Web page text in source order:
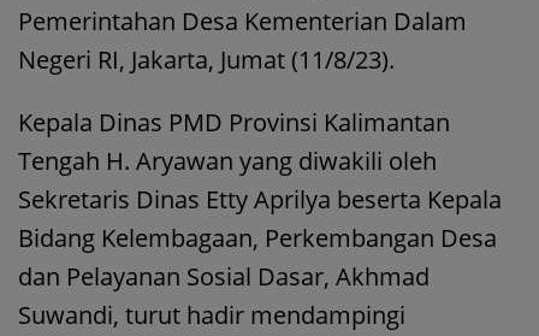
Pemerintahan Desa Kementerian Dalam
Negeri RI, Jakarta, Jumat (11/8/23).
Kepala Dinas PMD Provinsi Kalimantan
Tengah H. Aryawan yang diwakili oleh
Sekretaris Dinas Etty Aprilya beserta Kepala
Bidang Kelembagaan, Perkembangan Desa
dan Pelayanan Sosial Dasar, Akhmad
Suwandi, turut hadir mendampingi